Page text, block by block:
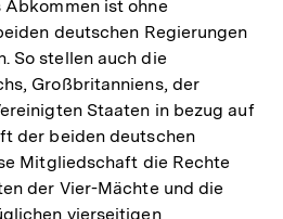
ist ohne
deutschen Regierungen
So stellen auch die
Großbritanniens, der
Staaten in bezug auf
der beiden deutschen
Mitgliedschaft die Rechte
der Vier-Mächte und die
vierseitigen